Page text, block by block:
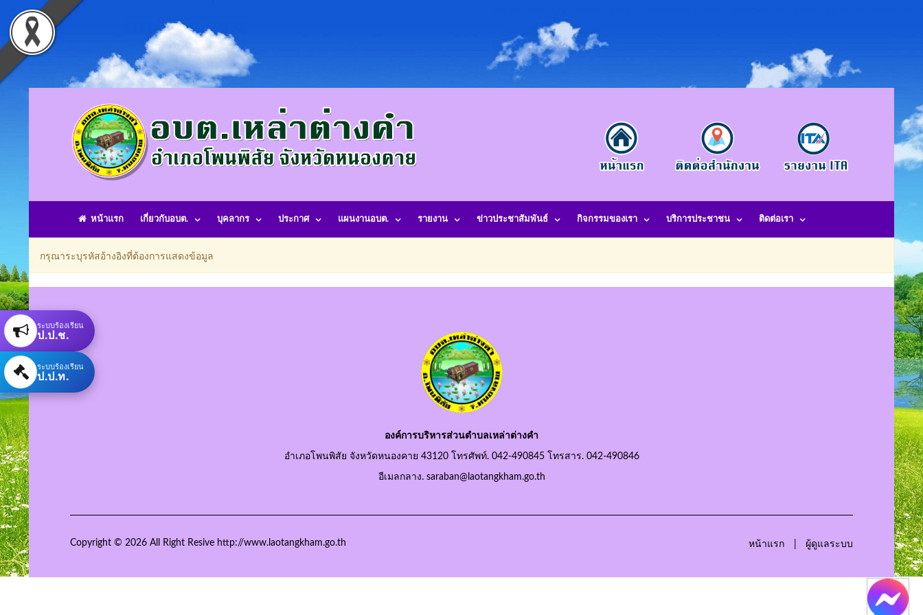
หน้าแรก เกี่ยวกับอบต. บุคลากร ประกาศ แผนงานอบต. รายงาน ข่าวประชาสัมพันธ์ กิจกรรมของเรา บริการประชาชน ติดต่อเรา
กรุณาระบุรหัสอ้างอิงที่ต้องการแสดงข้อมูล
องค์การบริหารส่วนตำบลเหล่าต่างคำ
อำเภอโพนพิสัย จังหวัดหนองคาย 43120 โทรศัพท์. 042-490845 โทรสาร. 042-490846
อีเมลกลาง. saraban@laotangkham.go.th
Copyright © 2026 All Right Resive http://www.laotangkham.go.th หน้าแรก ผู้ดูแลระบบ
ระบบร้องเรียน
ป.ป.ช.
ระบบร้องเรียน
ป.ป.ท.